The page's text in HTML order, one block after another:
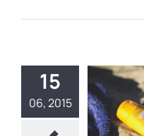
15
06, 2015